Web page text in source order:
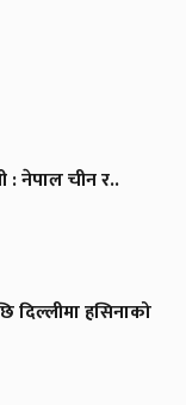
: नेपाल चीन र..
दिल्लीमा हसिनाको